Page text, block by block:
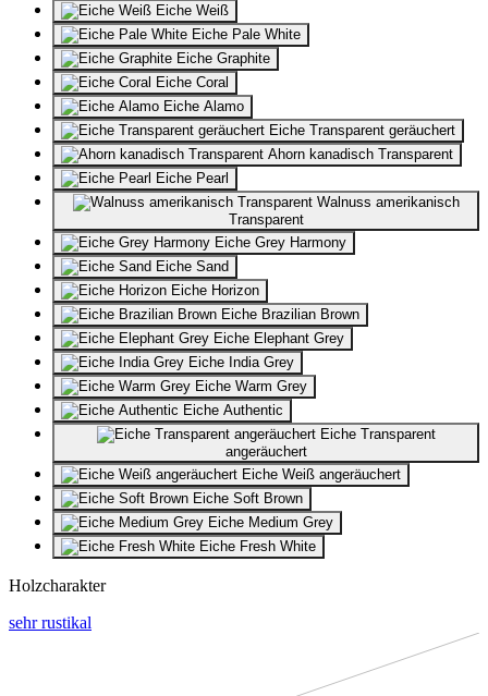
Eiche Weiß
Eiche Pale White
Eiche Graphite
Eiche Coral
Eiche Alamo
Eiche Transparent geräuchert
Ahorn kanadisch Transparent
Eiche Pearl
Walnuss amerikanisch
Transparent
Eiche Grey Harmony
Eiche Sand
Eiche Horizon
Eiche Brazilian Brown
Eiche Elephant Grey
Eiche India Grey
Eiche Warm Grey
Eiche Authentic
Eiche Transparent
angeräuchert
Eiche Weiß angeräuchert
Eiche Soft Brown
Eiche Medium Grey
Eiche Fresh White
Holzcharakter
sehr rustikal